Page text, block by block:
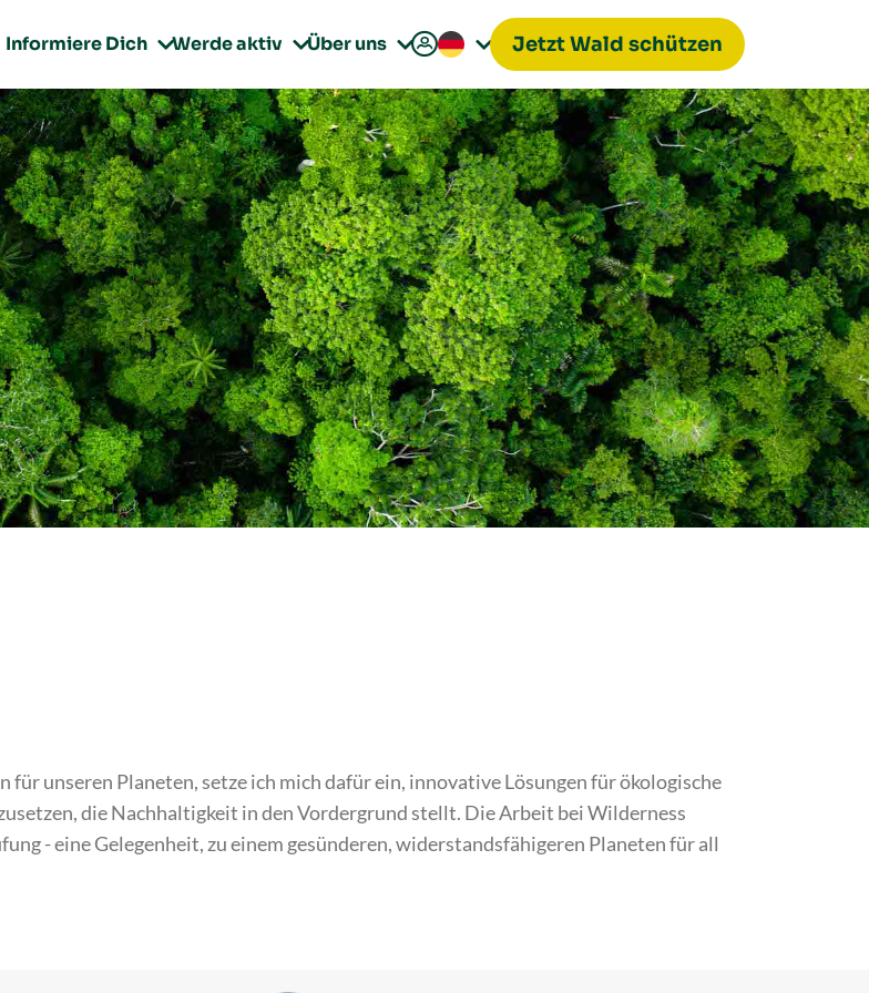
Informiere Dich Werde aktiv Über uns   Jetzt Wald schützen
unseren Planeten, setze ich mich dafür ein, innovative Lösungen für ökologische
die Nachhaltigkeit in den Vordergrund stellt. Die Arbeit bei Wilderness
- eine Gelegenheit, zu einem gesünderen, widerstandsfähigeren Planeten für all